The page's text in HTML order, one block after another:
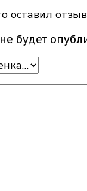
оставил
будет